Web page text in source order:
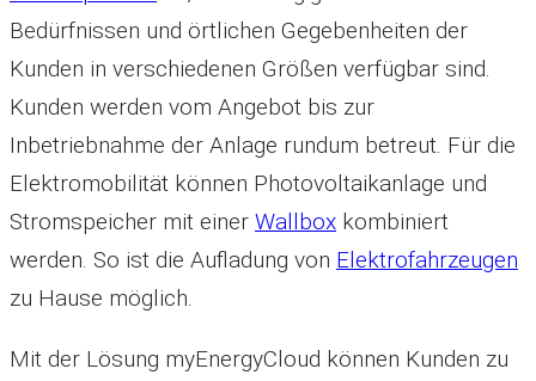
Bedürfnissen und örtlichen Gegebenheiten der
Kunden in verschiedenen Größen verfügbar sind.
Kunden werden vom Angebot bis zur
Inbetriebnahme der Anlage rundum betreut. Für die
Elektromobilität können Photovoltaikanlage und
Stromspeicher mit einer Wallbox kombiniert
werden. So ist die Aufladung von Elektrofahrzeugen
zu Hause möglich.
Mit der Lösung myEnergyCloud können Kunden zu